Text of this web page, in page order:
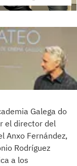
Galega do
el director del
Anxo Fernández,
Rodríguez
a los